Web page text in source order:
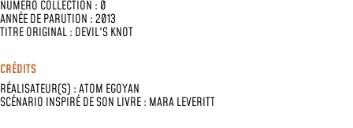
NUMÉRO COLLECTION : 0
ANNÉE DE PARUTION : 2013
TITRE ORIGINAL : DEVIL'S KNOT
CRÉDITS
RÉALISATEUR(S) :ATOM EGOYAN
SCÉNARIO INSPIRÉ DE SON LIVRE : MARA LEVERITT